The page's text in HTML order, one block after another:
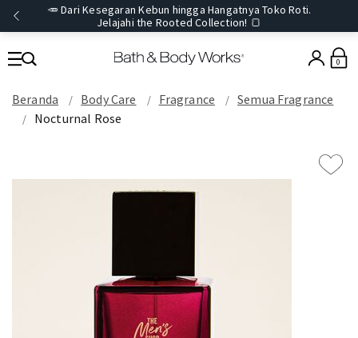
🥕 Dari Kesegaran Kebun hingga Hangatnya Toko Roti.
Jelajahi the Rooted Collection! 🍞
0
Beranda Body Care Fragrance
Semua Fragrance
Nocturnal Rose